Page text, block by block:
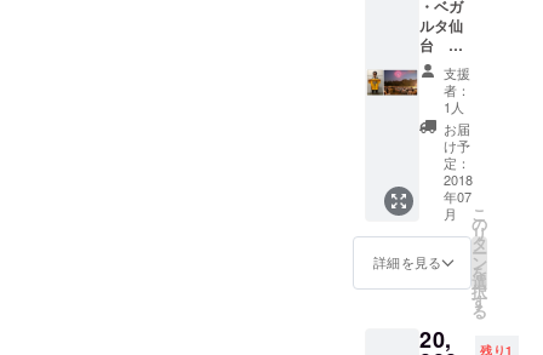
当会議所内
部だけでな
く、市民の
方々と共に
取り組んだ
事業実績が
ございま
す。
■公益社団法
人仙台青年
た方に
限りま
す。 な
お、プ
ロ野球
選手に
ついて
は、別
途相談
させて
いただ
きま
す。 ※
発送が
ついて
８月５
日の河
北新報
朝刊へ
の新聞
広告の
記載
し、支
援の御
礼を発
信しま
す。※７
月３１
日まで
限りま
・ベガ
ルタ仙
台 関
口訓充
選手サ
イン入
りユニ
フォー
ムをお
返しま
す。 ・
仲の瀬
グラウ
ンド
（イ
ス）２
返しし
支援
者：
1人
お届
け予
定：
2018
年07
月
詳細を見る
こ
の
リ
タ
ー
ン
を
選
択
す
る
20, 残り1